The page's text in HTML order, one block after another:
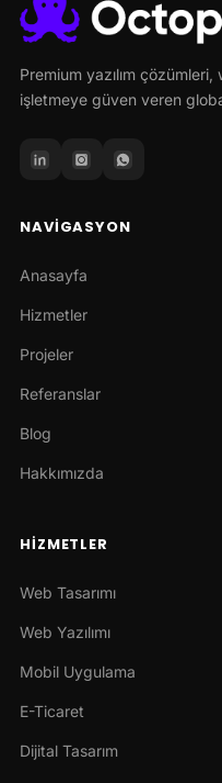
Premium yazılım
işletmeye güven veren
NAVIGASYON
Anasayfa
Hizmetler
Projeler
Referanslar
Blog
Hakkımızda
HIZMETLER
Web Tasarımı
Web Yazılımı
Mobil Uygulama
E-Ticaret
Dijital Tasarım